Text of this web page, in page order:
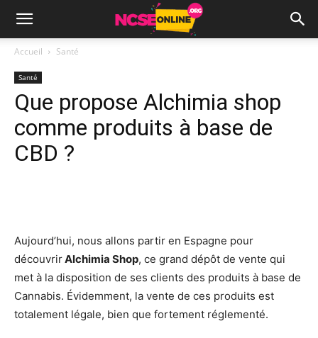
Accueil Santé
Santé
Que propose Alchimia shop
comme produits à base de
CBD ?
Aujourd’hui, nous allons partir en Espagne pour
découvrirAlchimia Shop, ce grand dépôt de vente qui
met à la disposition de ses clients des produits à base de
Cannabis. Évidemment, la vente de ces produits est
totalement légale, bien que fortement réglementé.